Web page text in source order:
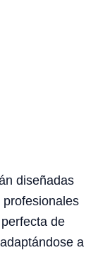
diseñadas
de
a